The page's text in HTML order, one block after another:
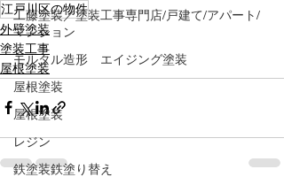
工藤塗装／塗装工事専門店/戸建て/アパート/
マンション
モルタル造形 エイジング塗装
屋根塗装
屋根塗装
レジン
鉄塗装鉄塗り替え
江戸川区の物件
外壁塗装
塗装工事
屋根塗装